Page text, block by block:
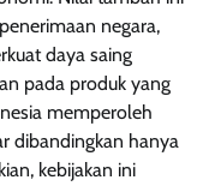
negara,
daya saing
pada produk yang
memperoleh
dibandingkan hanya
kebijakan ini